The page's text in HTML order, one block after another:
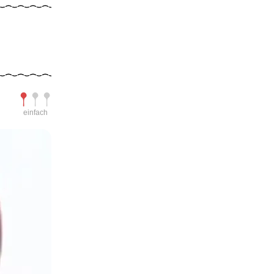
Schwierigkeit
einfach